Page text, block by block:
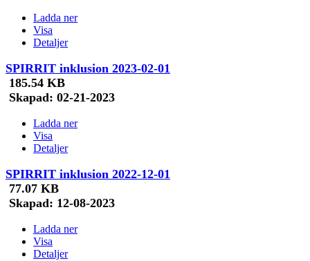
Ladda ner
Visa
Detaljer
SPIRRIT inklusion 2023-02-01
185.54 KB
Skapad: 02-21-2023
Ladda ner
Visa
Detaljer
SPIRRIT inklusion 2022-12-01
77.07 KB
Skapad: 12-08-2023
Ladda ner
Visa
Detaljer